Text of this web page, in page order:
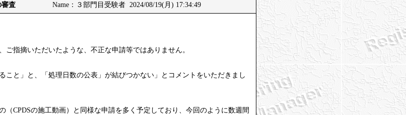
審査 Name：３部門目受験者 2024/08/19(月) 17:34:49
ご指摘いただいたような、不正な申請等ではありません。
こと」と、「処理日数の公表」が結びつかない」とコメントをいただきまし
（CPDSの施工動画）と同様な申請を多く予定しており、今回のように数週間